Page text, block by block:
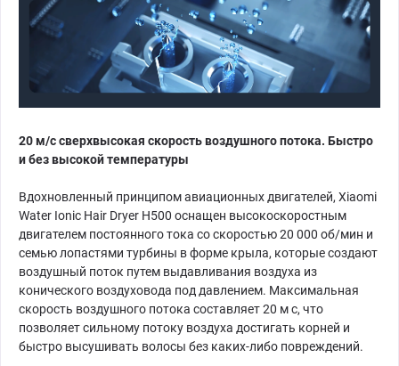
20 м/с сверхвысокая скорость воздушного потока. Быстро
и без высокой температуры
Вдохновленный принципом авиационных двигателей, Xiaomi
Water Ionic Hair Dryer H500 оснащен высокоскоростным
двигателем постоянного тока со скоростью 20 000 об/мин и
семью лопастями турбины в форме крыла, которые создают
воздушный поток путем выдавливания воздуха из
конического воздуховода под давлением. Максимальная
скорость воздушного потока составляет 20 м с, что
позволяет сильному потоку воздуха достигать корней и
быстро высушивать волосы без каких-либо повреждений.